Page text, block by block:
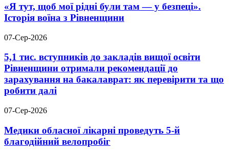
«Я тут, щоб мої рідні були там — у безпеці».
Історія воїна з Рівненщини
07-Сер-2026
5,1 тис. вступників до закладів вищої освіти
Рівненщини отримали рекомендації до
зарахування на бакалаврат: як перевірити та що
робити далі
07-Сер-2026
Медики обласної лікарні проведуть 5-й
благодійний велопробіг